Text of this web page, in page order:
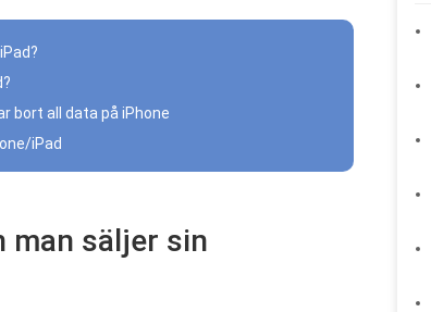
bort all data på iPhone
iPad
man säljer sin